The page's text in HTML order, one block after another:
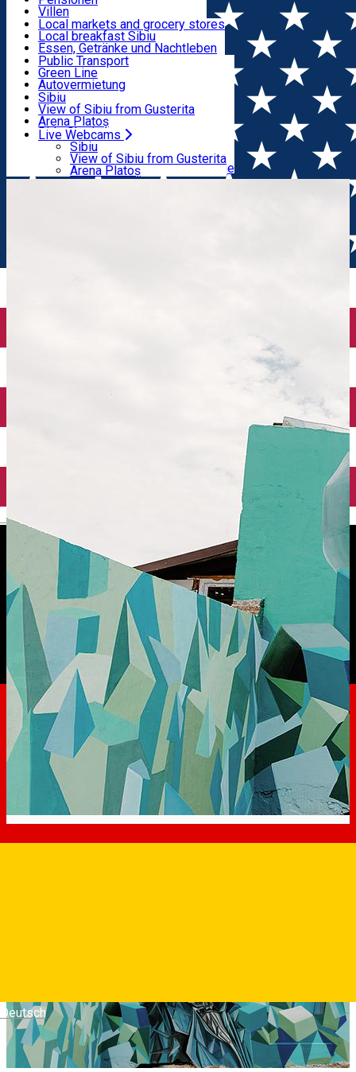
English
Deutsch
Transport & Parken
Live Webcams
Touristeninfo
Reiseführer
Guided tours
Local publication
Schönheitssalon
Loc de joacă indoor
Loc de joacă outdoor
Ski
Eislaufen
Yoga
Villen
Hostels
Motels
Camping
Zimmer zu vermieten
Wohnungen
Unterkunft außerhalb von Sibiu
Local markets and grocery stores
Local breakfast Sibiu
Essen, Getränke und Nachtleben
Pizza
Fast Food
Kaffeestube
Konditorei
Pub, Bar
Nachtclubs
Bäckerei
Public Transport
Green Line
Autovermietung
Fahrad verleih
Scooter rentals
Taxi
Ride Sharing
Park-Tickets
Parkplätze
Ladestationen für Elektrofahrzeuge
Sibiu
View of Sibiu from Gusterita
Arena Platoș
Live Webcams
Sibiu
View of Sibiu from Gusterita
Arena Platoș
Home Street art
🆕 Street Art Spot: gard str. Partenie
Cosma (cartier Kogălniceanu)